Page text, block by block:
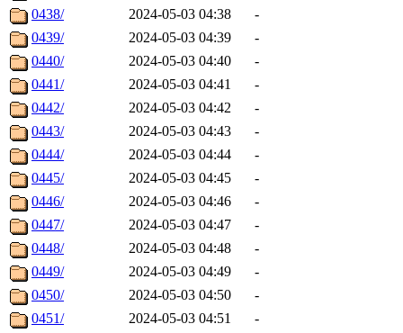
0438/
2024-05-03 04:38
-
0439/
2024-05-03 04:39
-
0440/
2024-05-03 04:40
-
0441/
2024-05-03 04:41
-
0442/
2024-05-03 04:42
-
0443/
2024-05-03 04:43
-
0444/
2024-05-03 04:44
-
0445/
2024-05-03 04:45
-
0446/
2024-05-03 04:46
-
0447/
2024-05-03 04:47
-
0448/
2024-05-03 04:48
-
0449/
2024-05-03 04:49
-
0450/
2024-05-03 04:50
-
0451/
2024-05-03 04:51
-